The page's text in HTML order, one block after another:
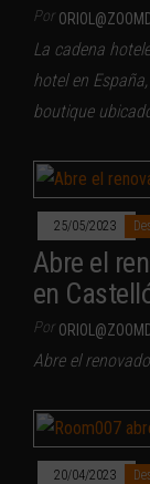
Por
La cadena
hotel en
boutique
25/05/2023
Abre el
en
Por
Abre el
20/04/2023